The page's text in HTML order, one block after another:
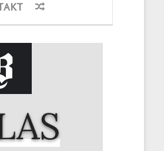
Nasumični članak